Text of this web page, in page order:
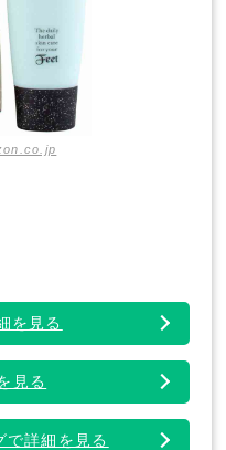
を見る
見る
詳細を見る